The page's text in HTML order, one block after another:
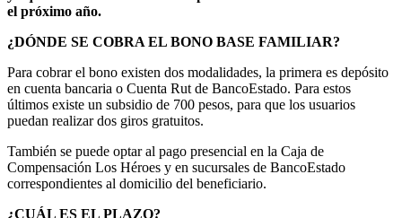
el próximo año.
¿DÓNDE SE COBRA EL BONO BASE FAMILIAR?
Para cobrar el bono existen dos modalidades, la primera es depósito
en cuenta bancaria o Cuenta Rut de BancoEstado. Para estos
últimos existe un subsidio de 700 pesos, para que los usuarios
puedan realizar dos giros gratuitos.
También se puede optar al pago presencial en la Caja de
Compensación Los Héroes y en sucursales de BancoEstado
correspondientes al domicilio del beneficiario.
¿CUÁL ES EL PLAZO?